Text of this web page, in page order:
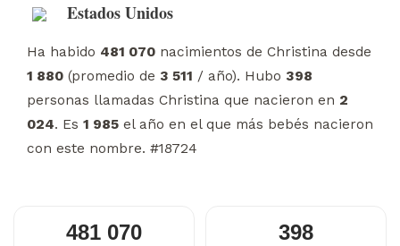
Estados Unidos
Ha habido 481 070 nacimientos de Christina desde
1 880 (promedio de 3 511 / año). Hubo 398
personas llamadas Christina que nacieron en 2
024. Es 1 985 el año en el que más bebés nacieron
con este nombre. #18724
481 070 398